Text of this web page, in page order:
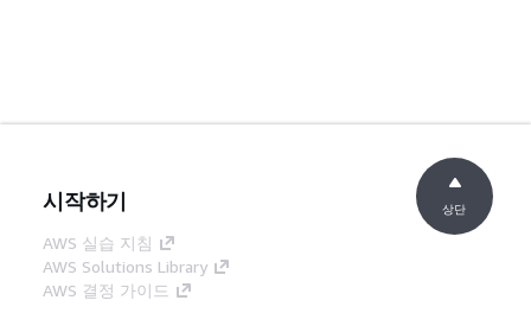
시작하기
AWS 실습 지침
AWS Solutions Library
AWS 결정 가이드
상단